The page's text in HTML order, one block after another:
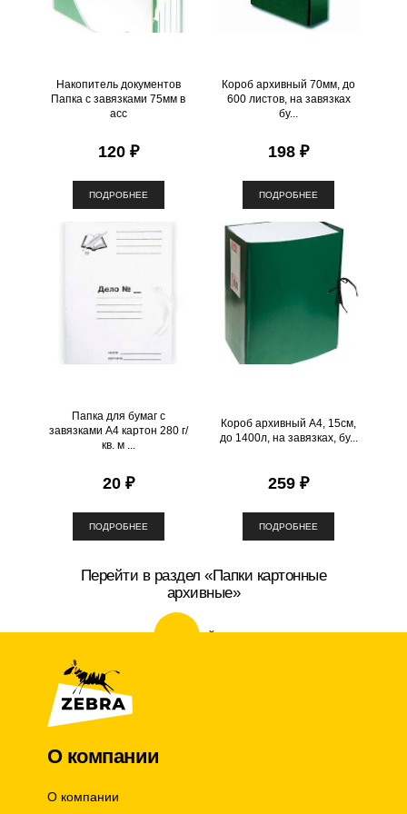
Накопитель документов
Папка с завязками 75мм в
асс
120 ₽
ПОДРОБНЕЕ
Короб архивный 70мм, до
600 листов, на завязках
бу...
198 ₽
ПОДРОБНЕЕ
Папка для бумаг с
завязками А4 картон 280 г/
кв. м ...
20 ₽
ПОДРОБНЕЕ
Короб архивный А4, 15см,
до 1400л, на завязках, бу...
259 ₽
ПОДРОБНЕЕ
Перейти в раздел «Папки картонные
архивные»
перейти
О компании
О компании